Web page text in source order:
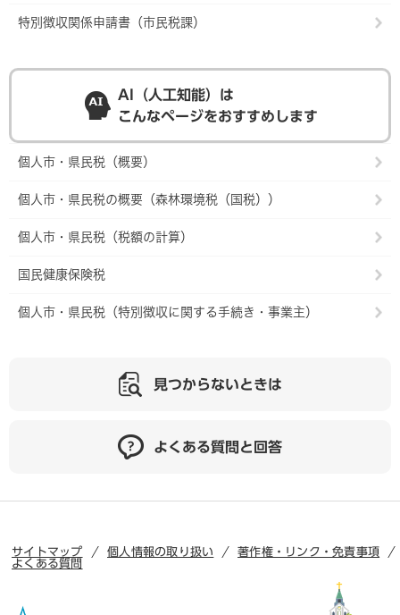
特別徴収関係申請書（市民税課）
AI（人工知能）は
こんなページをおすすめします
個人市・県民税（概要）
個人市・県民税の概要（森林環境税（国税））
個人市・県民税（税額の計算）
国民健康保険税
個人市・県民税（特別徴収に関する手続き・事業主）
見つからないときは
よくある質問と回答
サイトマップ 個人情報の取り扱い
著作権・リンク・免責事項
よくある質問